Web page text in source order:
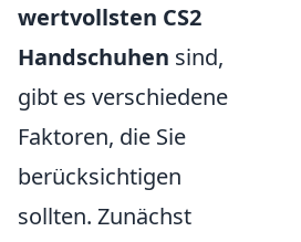
wertvollsten CS2
Handschuhen sind,
gibt es verschiedene
Faktoren, die Sie
berücksichtigen
sollten. Zunächst